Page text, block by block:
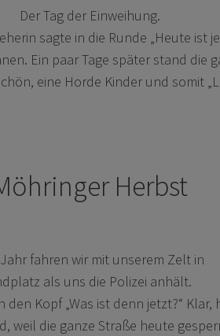
Der Tag der Einweihung.
sagte in die Runde „Heute
Ein paar Tage später stand
eine Horde Kinder und somit
Herbst
fahren wir mit unserem Zelt in
als uns die Polizei anhält.
den Kopf „Was ist denn jetzt?“ Klar,
weil die ganze Straße heute